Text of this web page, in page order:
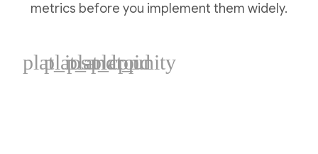
metrics before you implement them widely.
plat_ios
plat_android
plat_cpp
plat_unity